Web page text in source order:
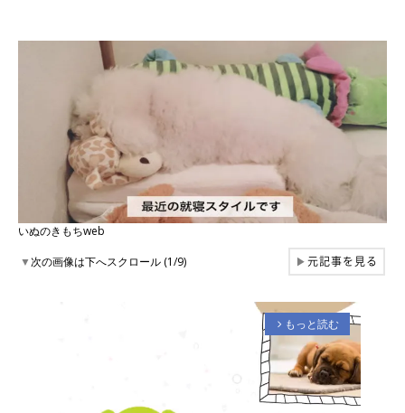
いぬのきもちweb
▼次の画像は下へスクロール (1/9) ▶元記事を見る
arrow_forward_ios もっと読む